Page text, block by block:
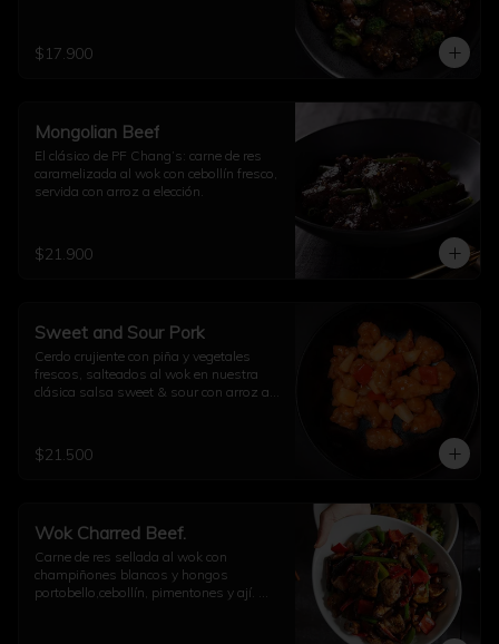
$17.900
Mongolian Beef
El clásico de PF Chang’s: carne de res
caramelizada al wok con cebollín fresco,
servida con arroz a elección.
$21.900
Sweet and Sour Pork
Cerdo crujiente con piña y vegetales
frescos, salteados al wok en nuestra
clásica salsa sweet & sour con arroz a
$21.500
Wok Charred Beef.
Carne de res sellada al wok con
champiñones blancos y hongos
portobello,cebollín, pimentones y ají.